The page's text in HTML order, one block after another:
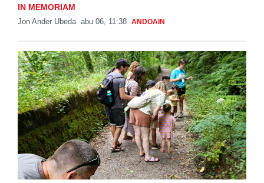
IN MEMORIAM
Jon Ander Ubeda abu 06, 11:38 ANDOAIN